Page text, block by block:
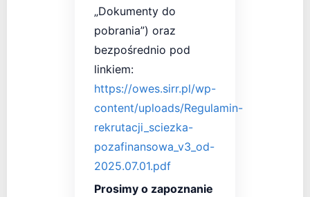
„Dokumenty do
pobrania”) oraz
bezpośrednio pod
linkiem:
https://owes.sirr.pl/wp-
content/uploads/Regulamin-
rekrutacji_sciezka-
pozafinansowa_v3_od-
2025.07.01.pdf
Prosimy o zapoznanie